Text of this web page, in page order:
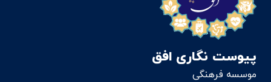
پیوست نگاری افق
موسسه فرهنگی